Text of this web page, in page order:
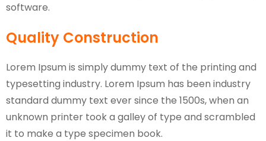
software.
Quality Construction
Lorem Ipsum is simply dummy text of the printing and
typesetting industry. Lorem Ipsum has been industry
standard dummy text ever since the 1500s, when an
unknown printer took a galley of type and scrambled
it to make a type specimen book.